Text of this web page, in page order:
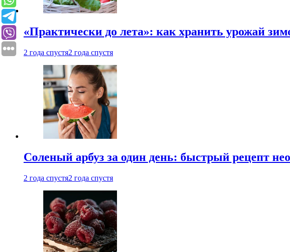
«Практически до лета»: как хранить урожай
2 года спустя2 года спустя
Соленый арбуз за один день: быстрый рецепт
2 года спустя2 года спустя